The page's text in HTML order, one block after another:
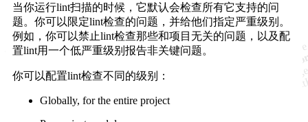
当你运行lint扫描的时候，它默认会检查所有它支持的问
题。你可以限定lint检查的问题，并给他们指定严重级别。
例如，你可以禁止lint检查那些和项目无关的问题，以及配
置lint用一个低严重级别报告非关键问题。
你可以配置lint检查不同的级别：
Globally, for the entire project